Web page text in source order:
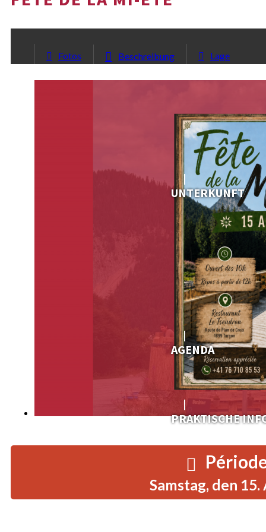
UNTERKUNFT
AGENDA
PRAKTISCHE
Fotos Beschreibung Lage
Samstag, den